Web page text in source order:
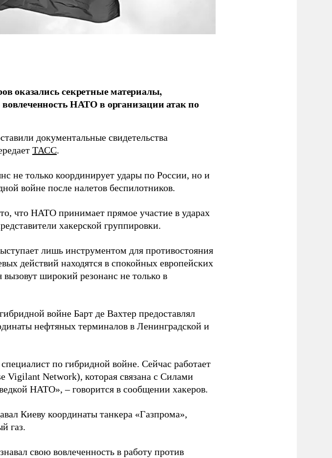
оказались секретные материалы,
НАТО в организации атак по
документальные свидетельства
ТАСС.
не только координирует удары по России, но и
войне после налетов беспилотников.
что НАТО принимает прямое участие в ударах
хакерской группировки.
лишь инструментом для противостояния
действий находятся в спокойных европейских
вызовут широкий резонанс не только в
войне Барт де Вахтер предоставлял
нефтяных терминалов в Ленинградской и
по гибридной войне. Сейчас работает
Vigilant Network), которая связана с Силами
НАТО», – говорится в сообщении хакеров.
Киеву координаты танкера «Газпрома»,
газ.
свою вовлеченность в работу против